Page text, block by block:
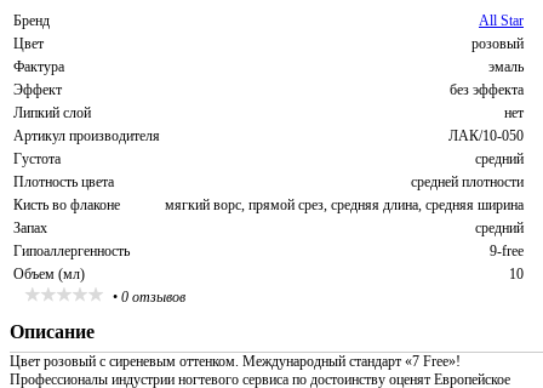
Бренд
All Star
Цвет
розовый
Фактура
эмаль
Эффект
без эффекта
Липкий слой
нет
Артикул производителя
ЛАК/10-050
Густота
средний
Плотность цвета
средней плотности
Кисть во флаконе
мягкий ворс, прямой срез, средняя длина, средняя ширина
Запах
средний
Гипоаллергенность
9-free
Объем (мл)
10
• 0 отзывов
Описание
Цвет розовый с сиреневым оттенком. Международный стандарт «7 Free»!
Профессионалы индустрии ногтевого сервиса по достоинству оценят Европейское